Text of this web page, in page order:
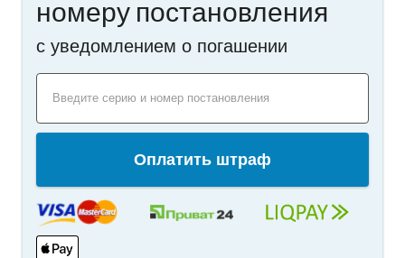
номеру постановления
c уведомлением о погашении
Введите серию и номер постановления
Оплатить штраф